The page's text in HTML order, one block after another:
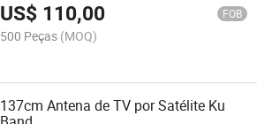
US$ 110,00 FOB
500 Peças (MOQ)
137cm Antena de TV por Satélite Ku